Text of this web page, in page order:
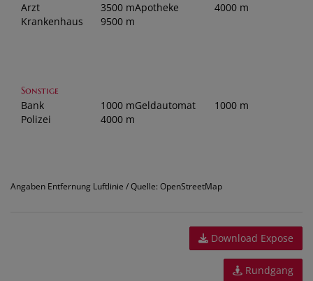
Arzt 3500 mApotheke
4000 m
Krankenhaus
9500 m
Sonstige
Bank 1000 mGeldautomat
1000 m
Polizei
4000 m
Angaben Entfernung Luftlinie / Quelle: OpenStreetMap
Download Expose
Rundgang